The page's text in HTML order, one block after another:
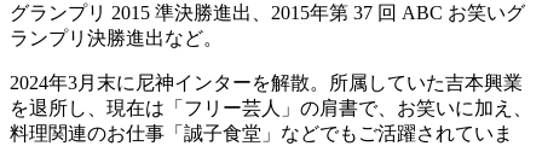
グランプリ 2015 準決勝進出、2015年第 37 回 ABC お笑いグ
ランプリ決勝進出など。
2024年3月末に尼神インターを解散。所属していた吉本興業
を退所し、現在は「フリー芸人」の肩書で、お笑いに加え、
料理関連のお仕事「誠子食堂」などでもご活躍されていま